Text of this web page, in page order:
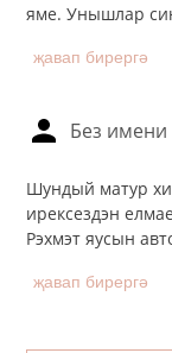
яме. Унышлар
җавап бирергә
Без имени
Шундый матур
ирексездэн
Рэхмэт яусын
җавап бирергә